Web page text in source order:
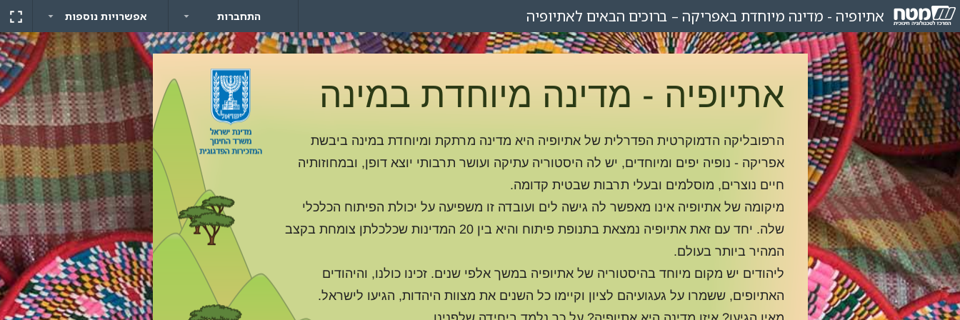
אתיופיה - מדינה מיוחדתבאפריקה – ברוכים הבאים לאתיופיה התחברות אפשרויות נוספות
אתיופיה - מדינה מיוחדת במינה
הרפובליקה הדמוקרטית הפדרלית של אתיופיה היא מדינה מרתקת ומיוחדת במינה ביבשת
אפריקה - נופיה יפים ומיוחדים, יש לה היסטוריה עתיקה ועושר תרבותי יוצא דופן, ובמחוזותיה
חיים נוצרים, מוסלמים ובעלי תרבות שבטית קדומה.
מיקומה של אתיופיה אינו מאפשר לה גישה לים ועובדה זו משפיעה על יכולת הפיתוח הכלכלי
שלה. יחד עם זאת אתיופיה נמצאת בתנופת פיתוח והיא בין 20 המדינות שכלכלתן צומחת בקצב
המהיר ביותר בעולם.
ליהודים יש מקום מיוחד בהיסטוריה של אתיופיה במשך אלפי שנים. זכינו כולנו, והיהודים
האתיופים, ששמרו על געגועיהם לציון וקיימו כל השנים את מצוות היהדות, הגיעו לישראל.